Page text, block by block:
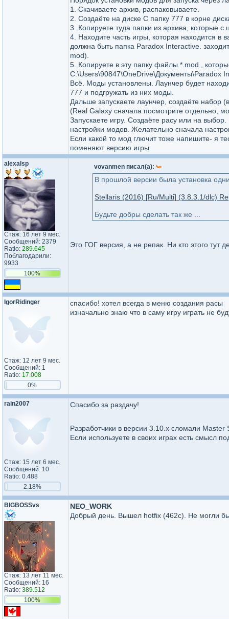
1. Скачиваете архив, распаковываете.
2. Создаёте на диске С папку 777 в корне
3. Копируете туда папки из архива, которые
4. Находите часть игры, которая находится в
должна быть папка Paradox Interactive.
mod).
5. Копируете в эту папку файлы *.mod ,
C:\Users\90847\OneDrive\Документы\Paradox
Всё. Моды установлены. Лаунчер будет
777 и подгружать из них моды.
Дальше запускаете лаунчер, создаёте набор
(Real Galaxy сначала посмотрите отдельно,
Запускаете игру. Создаёте расу или на
настройки модов. Желательно сначала
Если какой то мод глючит тоже напишите- я
поменяют версию игры
alexalsp
Стаж: 16 лет 9 мес.
Сообщений: 2379
Ratio: 289.645
Поблагодарили:
9933
100%
vovanmen писал(а):
В прошлой версии была установка
Stellaris (2016) [Ru/Multi] (3.8.3.1/dlc)
Будьте добры сделать так же ...
Это ГОГ версия, а не репак. Ни кто этого тут
IgorRidinger
Стаж: 12 лет 9 мес.
Сообщений: 1
Ratio: 17.008
0%
спасибо! хотел всегда в меню создания расы
изначально знаю что в саму игру играть не
rain2007
Стаж: 15 лет 6 мес.
Сообщений: 10
Ratio: 0.488
2.18%
Спасибо за раздачу!
Разработчики в версии 3.10.x сломали
Если используете в своих играх есть смысл
BIGBOSSvs
Стаж: 13 лет 11 мес.
Сообщений: 16
Ratio: 389.512
100%
NEO_WORK
Добрый день. Вышел hotfix (462с). Не могли